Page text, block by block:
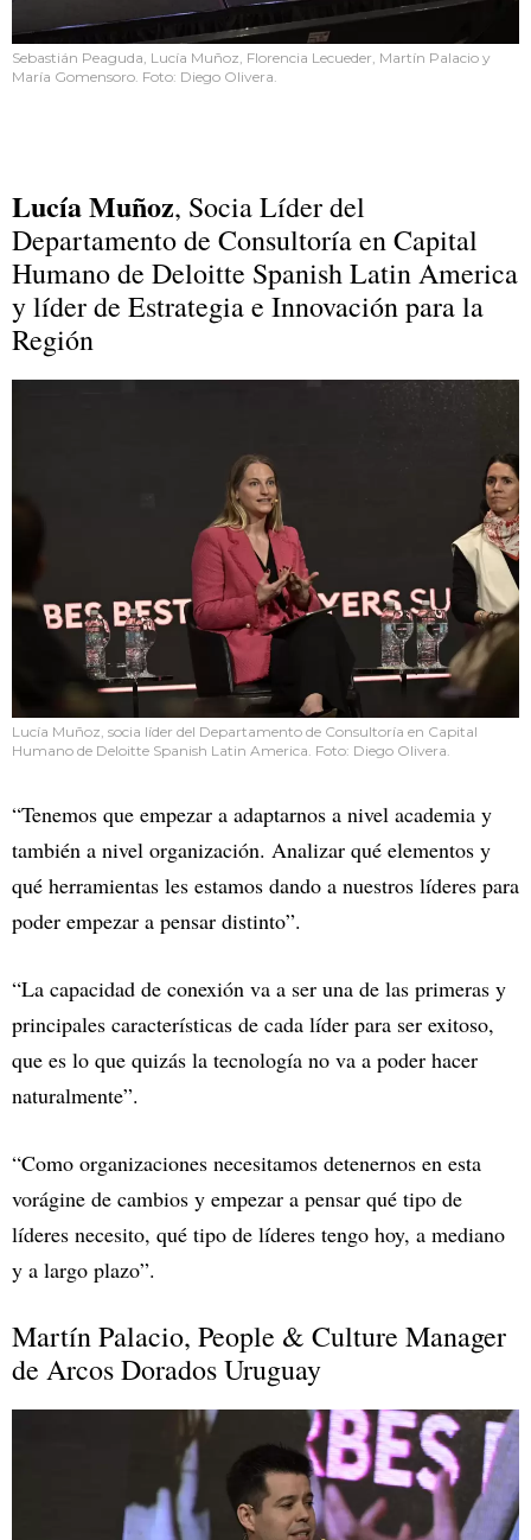
Sebastián Peaguda, Lucía Muñoz, Florencia Lecueder, Martín Palacio y
María Gomensoro. Foto: Diego Olivera.
Lucía Muñoz, Socia Líder del
Departamento de Consultoría en Capital
Humano de Deloitte Spanish Latin America
y líder de Estrategia e Innovación para la
Región
Lucía Muñoz, socia líder del Departamento de Consultoría en Capital
Humano de Deloitte Spanish Latin America. Foto: Diego Olivera.
“Tenemos que empezar a adaptarnos a nivel academia y
también a nivel organización. Analizar qué elementos y
qué herramientas les estamos dando a nuestros líderes para
poder empezar a pensar distinto”.
“La capacidad de conexión va a ser una de las primeras y
principales características de cada líder para ser exitoso,
que es lo que quizás la tecnología no va a poder hacer
naturalmente”.
“Como organizaciones necesitamos detenernos en esta
vorágine de cambios y empezar a pensar qué tipo de
líderes necesito, qué tipo de líderes tengo hoy, a mediano
y a largo plazo”.
Martín Palacio, People & Culture Manager
de Arcos Dorados Uruguay